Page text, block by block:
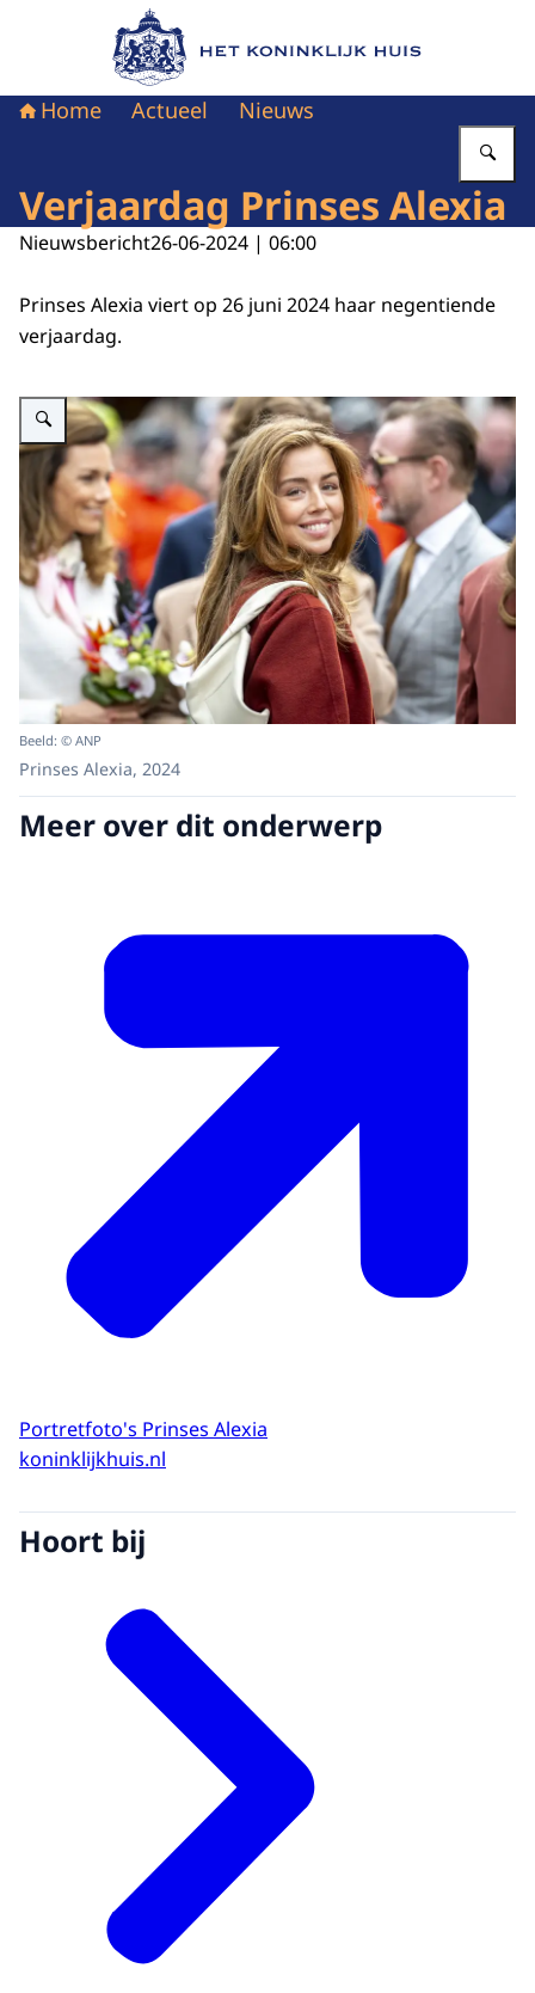
Naar de homepage van Het Koninklijk Huis
Home Actueel Nieuws
Verjaardag Prinses Alexia
Nieuwsbericht26-06-2024 | 06:00
Prinses Alexia viert op 26 juni 2024 haar negentiende
verjaardag.
Vergroot afbeelding Prinses Alexia 2024
Beeld: © ANP
Prinses Alexia, 2024
Meer over dit onderwerp
Portretfoto's Prinses Alexia
koninklijkhuis.nl
Hoort bij